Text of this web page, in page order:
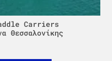
Carriers
Θεσσαλονίκης